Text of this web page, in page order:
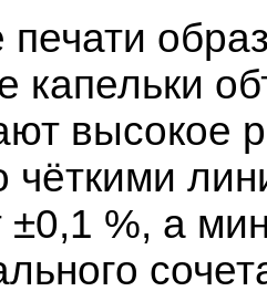
капельки
высокое
чёткими
±0,1 %, а